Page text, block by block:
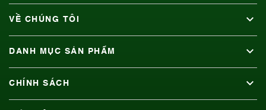
VỀ CHÚNG TÔI
DANH MỤC SẢN PHẨM
CHÍNH SÁCH